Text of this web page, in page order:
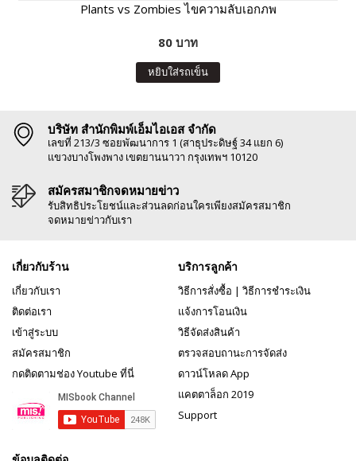
Plants vs Zombies ไขความลับเอกภพ
80 บาท
หยิบใส่รถเข็น
บริษัท สำนักพิมพ์เอ็มไอเอส จำกัด
เลขที่ 213/3 ซอยพัฒนาการ 1 (สาธุประดิษฐ์ 34 แยก 6)
แขวงบางโพงพาง เขตยานนาวา กรุงเทพฯ 10120
สมัครสมาชิกจดหมายข่าว
รับสิทธิประโยชน์และส่วนลดก่อนใครเพียงสมัครสมาชิก
จดหมายข่าวกับเรา
เกี่ยวกับร้าน
เกี่ยวกับเรา
ติดต่อเรา
เข้าสู่ระบบ
สมัครสมาชิก
กดติดตามช่อง Youtube ที่นี่
บริการลูกค้า
วิธีการสั่งซื้อ | วิธีการชำระเงิน
แจ้งการโอนเงิน
วิธีจัดส่งสินค้า
ตรวจสอบถานะการจัดส่ง
ดาวน์โหลด App
แคตตาล็อก 2019
Support